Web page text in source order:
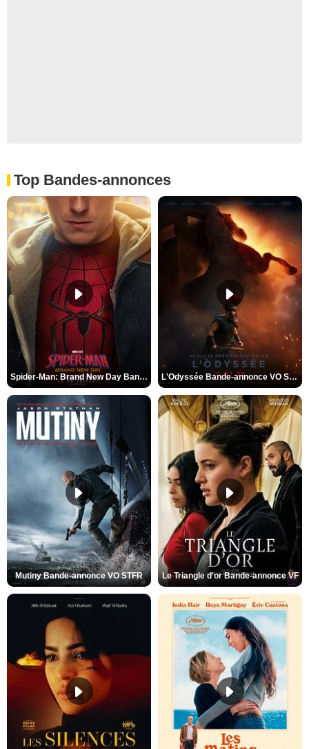
Top Bandes-annonces
Spider-Man: Brand New Day Bande-annonce VO STFR L'Odyssée Bande-annonce VO STFR
Mutiny Bande-annonce VO STFR Le Triangle d'or Bande-annonce VF